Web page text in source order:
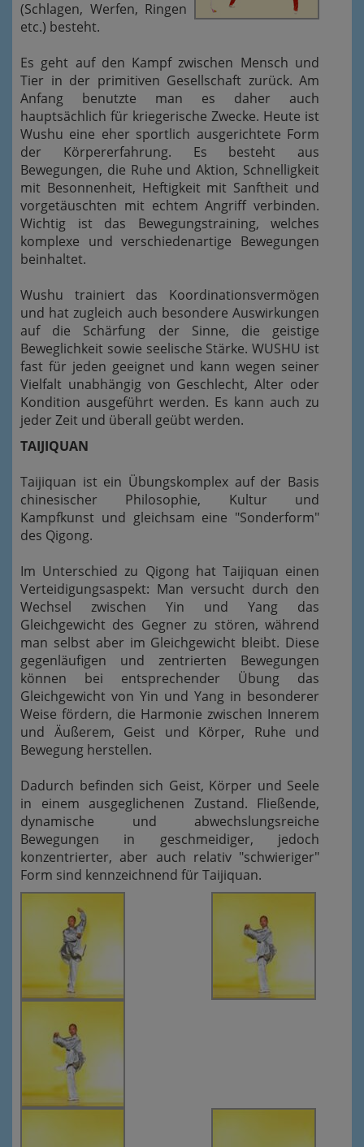
(Schlagen, Werfen, Ringen
etc.) besteht.
Es geht auf den Kampf zwischen Mensch und
Tier in der primitiven Gesellschaft zurück. Am
Anfang benutzte man es daher auch
hauptsächlich für kriegerische Zwecke. Heute ist
Wushu eine eher sportlich ausgerichtete Form
der Körpererfahrung. Es besteht aus
Bewegungen, die Ruhe und Aktion, Schnelligkeit
mit Besonnenheit, Heftigkeit mit Sanftheit und
vorgetäuschten mit echtem Angriff verbinden.
Wichtig ist das Bewegungstraining, welches
komplexe und verschiedenartige Bewegungen
beinhaltet.
Wushu trainiert das Koordinationsvermögen
und hat zugleich auch besondere Auswirkungen
auf die Schärfung der Sinne, die geistige
Beweglichkeit sowie seelische Stärke. WUSHU ist
fast für jeden geeignet und kann wegen seiner
Vielfalt unabhängig von Geschlecht, Alter oder
Kondition ausgeführt werden. Es kann auch zu
jeder Zeit und überall geübt werden.
TAIJIQUAN
Taijiquan ist ein Übungskomplex auf der Basis
chinesischer Philosophie, Kultur und
Kampfkunst und gleichsam eine "Sonderform"
des Qigong.
Im Unterschied zu Qigong hat Taijiquan einen
Verteidigungsaspekt: Man versucht durch den
Wechsel zwischen Yin und Yang das
Gleichgewicht des Gegner zu stören, während
man selbst aber im Gleichgewicht bleibt. Diese
gegenläufigen und zentrierten Bewegungen
können bei entsprechender Übung das
Gleichgewicht von Yin und Yang in besonderer
Weise fördern, die Harmonie zwischen Innerem
und Äußerem, Geist und Körper, Ruhe und
Bewegung herstellen.
Dadurch befinden sich Geist, Körper und Seele
in einem ausgeglichenen Zustand. Fließende,
dynamische und abwechslungsreiche
Bewegungen in geschmeidiger, jedoch
konzentrierter, aber auch relativ "schwieriger"
Form sind kennzeichnend für Taijiquan.